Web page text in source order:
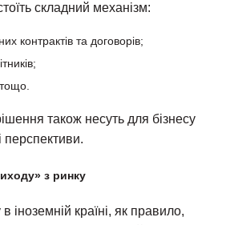
складний механізм:
контрактів та договорів;
також несуть для бізнесу
перспективи.
з ринку
в іноземній країні, як правило,